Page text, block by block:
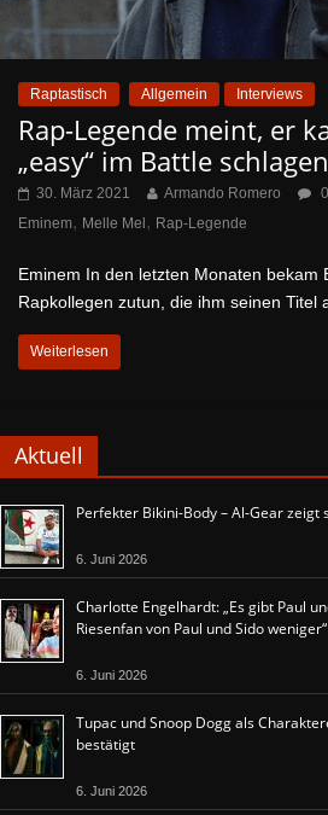
Raptastisch Allgemein Interviews
Rap-Legende meint, er
„easy“ im Battle schlagen
30. März 2021 Armando Romero
Eminem, Melle Mel , Rap-Legende
Eminem In den letzten Monaten bekam
Rapkollegen zutun, die ihm seinen Titel
Weiterlesen
Aktuell
Perfekter Bikini-Body – Al-Gear
6. Juni 2026
Charlotte Engelhardt: „Es gibt Paul
Riesenfan von Paul und Sido weniger“
6. Juni 2026
Tupac und Snoop Dogg als
bestätigt
6. Juni 2026